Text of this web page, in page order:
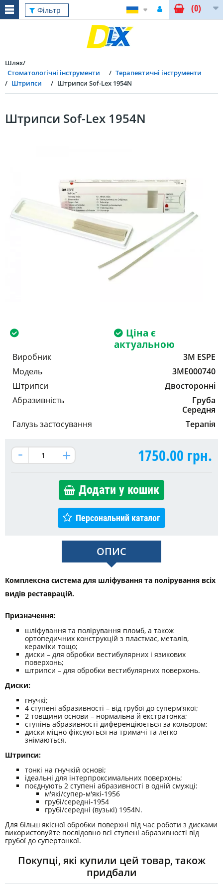
Фільтр (0)
Шлях
Стоматологічні інструменти
Терапевтичні інструменти
Штрипси
Штрипси Sof-Lex 1954N
Штрипси Sof-Lex 1954N
Ціна є
актуальною
Виробник
3M ESPE
Модель
3ME000740
Штрипси
Двосторонні
Абразивність
Груба
Середня
Галузь застосування
Терапія
1750.00 грн.
Додати у кошик
Персональний каталог
ОПИС
Комплексна система для шліфування та полірування всіх
видів реставрацій.
Призначення:
шліфування та полірування пломб, а також
ортопедичних конструкцій з пластмас, металів,
кераміки тощо;
диски – для обробки вестибулярних і язикових
поверхонь;
штрипси – для обробки вестибулярних поверхонь.
Диски:
гнучкі;
4 ступені абразивності – від грубої до суперм'якої;
2 товщини основи – нормальна й екстратонка;
ступінь абразивності диференціюється за кольором;
диски міцно фіксуються на тримачі та легко
знімаються.
Штрипси:
тонкі на гнучкій основі;
ідеальні для інтерпроксимальних поверхонь;
поєднують 2 ступені абразивності в одній смужці:
м'які/супер-м'які-1956
грубі/середні-1954
грубі/середні (вузькі) 1954N.
Для більш якісної обробки поверхні під час роботи з дисками
використовуйте послідовно всі ступені абразивності від
грубої до супертонкої.
Покупці, які купили цей товар, також
придбали